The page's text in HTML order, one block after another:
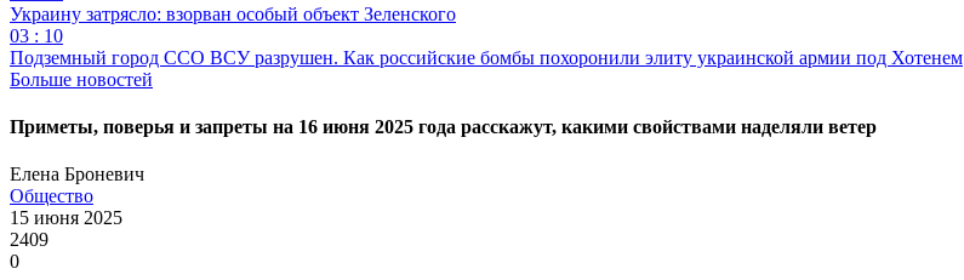
Украину затрясло: взорван особый объект Зеленского
03 : 10
Подземный город ССО ВСУ разрушен. Как российские бомбы похоронили элиту украинской армии под Хотенем
Больше новостей
Приметы, поверья и запреты на 16 июня 2025 года расскажут, какими свойствами наделяли ветер
Елена Броневич
Общество
15 июня 2025
2409
0